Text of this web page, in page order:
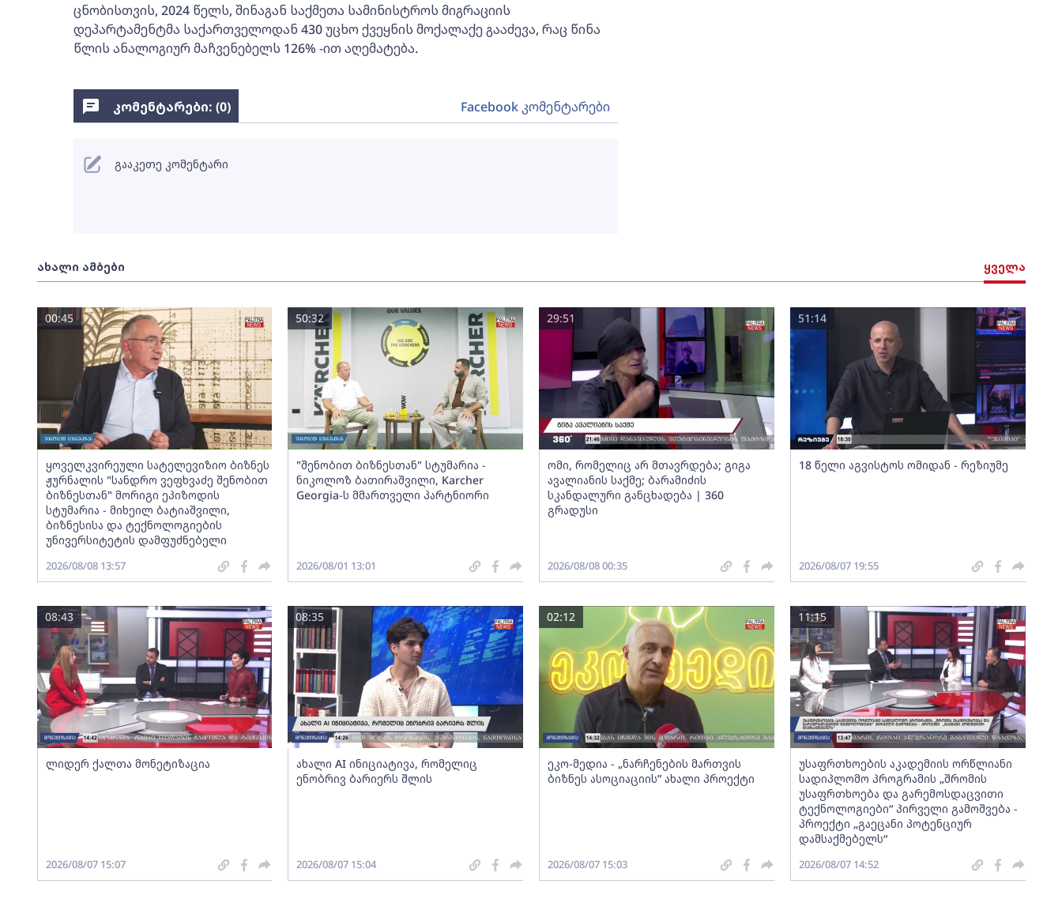
ცნობისთვის, 2024 წელს, შინაგან საქმეთა სამინისტროს მიგრაციის
დეპარტამენტმა საქართველოდან 430 უცხო ქვეყნის მოქალაქე გააძევა, რაც წინა
წლის ანალოგიურ მაჩვენებელს 126% -ით აღემატება.
ახალი ამბები ყველა
ყოველკვირეული სატელევიზიო ბიზნეს
ჟურნალის "სანდრო ვეფხვაძე შენობით
ბიზნესთან" მორიგი ეპიზოდის
სტუმარია - მიხეილ ბატიაშვილი,
ბიზნესისა და ტექნოლოგიების
უნივერსიტეტის დამფუძნებელი
00:45
2026/08/08 13:57
"შენობით ბიზნესთან" სტუმარია -
ნიკოლოზ ბათირაშვილი, Karcher
Georgia-ს მმართველი პარტნიორი
50:32
2026/08/01 13:01
ომი, რომელიც არ მთავრდება; გიგა
ავალიანის საქმე; ბარამიძის
სკანდალური განცხადება | 360
გრადუსი
29:51
2026/08/08 00:35
18 წელი აგვისტოს ომიდან - რეზიუმე
51:14
2026/08/07 19:55
ლიდერ ქალთა მონეტიზაცია
08:43
2026/08/07 15:07
ახალი AI ინიციატივა, რომელიც
ენობრივ ბარიერს შლის
08:35
2026/08/07 15:04
ეკო-მედია - „ნარჩენების მართვის
ბიზნეს ასოციაციის” ახალი პროექტი
02:12
2026/08/07 15:03
უსაფრთხოების აკადემიის ორწლიანი
სადიპლომო პროგრამის „შრომის
უსაფრთხოება და გარემოსდაცვითი
ტექნოლოგიები“ პირველი გამოშვება -
პროექტი „გაეცანი პოტენციურ
დამსაქმებელს“
11:15
2026/08/07 14:52
კომენტარები: (0) Facebook კომენტარები
გააკეთე კომენტარი